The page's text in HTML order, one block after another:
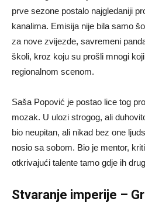
prve sezone postalo najgledaniji
kanalima. Emisija nije bila samo
za nove zvijezde, savremeni
školi, kroz koju su prošli mnogi
regionalnom scenom.
Saša Popović je postao lice tog
mozak. U ulozi strogog, ali
bio neupitan, ali nikad bez one
nosio sa sobom. Bio je mentor,
otkrivajući talente tamo gdje ih
Stvaranje imperije –